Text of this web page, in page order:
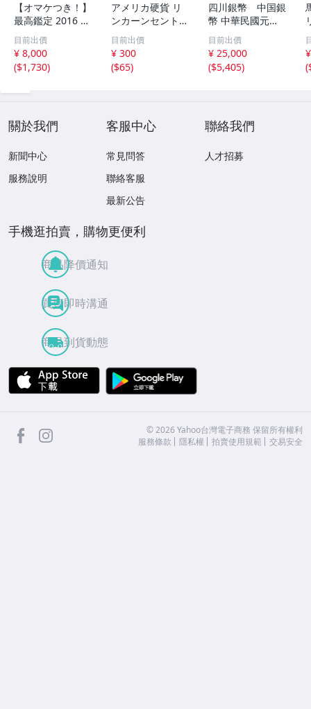
【オマケつき！】
最高鑑定 2016 中
国 10元 申年 猿
バイメタル NGC
MS69PL プルーフ
ライク 初期発行
目前出價
¥ 8,000
($1,730)
アメリカ硬貨 リ
ンカーンセント
他13枚セット 外
国コイン 古銭 コ
レクション
目前出價
¥ 300
($65)
四川銀幣 中国銀
幣 中華民國元年
軍政府造 壹圓 古
銭 銀貨 アンティ
ーク
目前出價
¥ 25,000
($5,405)
(
關於我們
新聞中心
服務說明
客服中心
常見問答
聯絡客服
最新公告
聯絡我們
人才招募
手機逛拍賣，購物更便利
商品降價通知
買賣即時溝通
商品到貨動態
APP Store
facebook ©2026 Yahoo台灣電子商務 保留所有權利
服務條款
隱私權 拍賣使用規範 交易安全